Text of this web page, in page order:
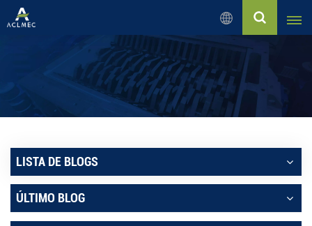
Español
English
Русский
Español
بالعربية
Français
LISTA DE BLOGS
ÚLTIMO BLOG